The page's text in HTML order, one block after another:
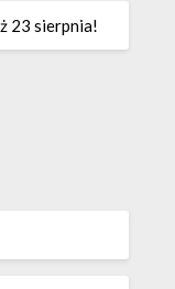
23 sierpnia!